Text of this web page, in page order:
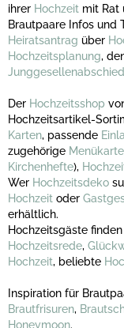
ihrer Hochzeit mit Rat
Brautpaare Infos und
Heiratsantrag über
Hochzeitsplanung,
Junggesellenabschied
Der Hochzeitsshop
Hochzeitsartikel-
Karten, passende
zugehörige
Kirchenhefte),
Wer Hochzeitsdeko
Hochzeit oder
erhältlich.
Hochzeitsgäste
Hochzeitsrede,
Hochzeit, beliebte
Inspiration für
Brautfrisuren,
Honeymoon.